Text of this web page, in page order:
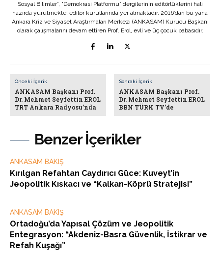
Benzer İçerikler
ANKASAM BAKIŞ
Kırılgan Refahtan Caydırıcı Güce: Kuveyt’in
Jeopolitik Kıskacı ve “Kalkan-Köprü Stratejisi”
ANKASAM BAKIŞ
Ortadoğu’da Yapısal Çözüm ve Jeopolitik
Entegrasyon: “Akdeniz-Basra Güvenlik, İstikrar ve
Refah Kuşağı”
Sosyal Bilimler”, “Demokrasi Platformu” dergilerinin editörlüklerini hali
hazırda yürütmekte, editör kurullarında yer almaktadır. 2016’dan bu yana
Ankara Kriz ve Siyaset Araştırmaları Merkezi (ANKASAM) Kurucu Başkanı
olarak çalışmalarını devam ettiren Prof. Erol, evli ve üç çocuk babasıdır.
Önceki İçerik
ANKASAM Başkanı Prof.
Dr. Mehmet Seyfettin EROL
TRT Ankara Radyosu’nda
Sonraki İçerik
ANKASAM Başkanı Prof.
Dr. Mehmet Seyfettin EROL
BBN TÜRK TV’de